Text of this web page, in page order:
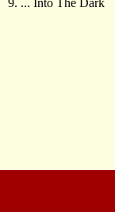
9. ... Into The Dark